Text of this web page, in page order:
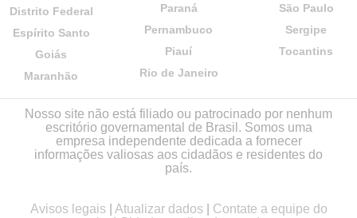
Distrito Federal
Espírito Santo
Goiás
Maranhão
Paraná
Pernambuco
Piauí
Rio de Janeiro
São Paulo
Sergipe
Tocantins
Nosso site não está filiado ou patrocinado por nenhum
escritório governamental de Brasil. Somos uma
empresa independente dedicada a fornecer
informações valiosas aos cidadãos e residentes do
país.
Avisos legais Atualizar dados
Contate a equipe do